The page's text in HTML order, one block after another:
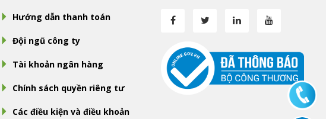
Hướng dẫn thanh toán
Đội ngũ công ty
Tài khoản ngân hàng
Chính sách quyền riêng tư
Các điều kiện và điều khoản